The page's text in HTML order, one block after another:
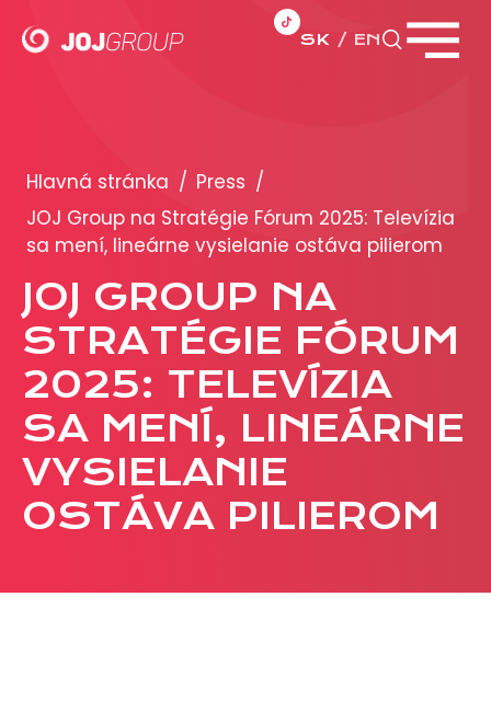
SK EN
Brandy
Produkty
PRODUKCIA
REKLAMA
Viac o reklamných formátoch
Obchodné podmienky
Prezentácia 2026
CASE STUDIES
Hlavná stránka / Press /
JOJ Group na Stratégie Fórum 2025: Televízia
sa mení, lineárne vysielanie ostáva pilierom
JOJ GROUP NA
STRATÉGIE FÓRUM
2025: TELEVÍZIA
SA MENÍ, LINEÁRNE
VYSIELANIE
OSTÁVA PILIEROM